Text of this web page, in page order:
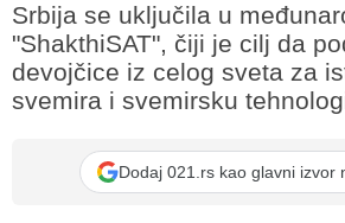
Srbija se uključila u
"ShakthiSAT", čiji je cilj da
devojčice iz celog sveta za
svemira i svemirsku
Dodaj 021.rs kao glavni izvor